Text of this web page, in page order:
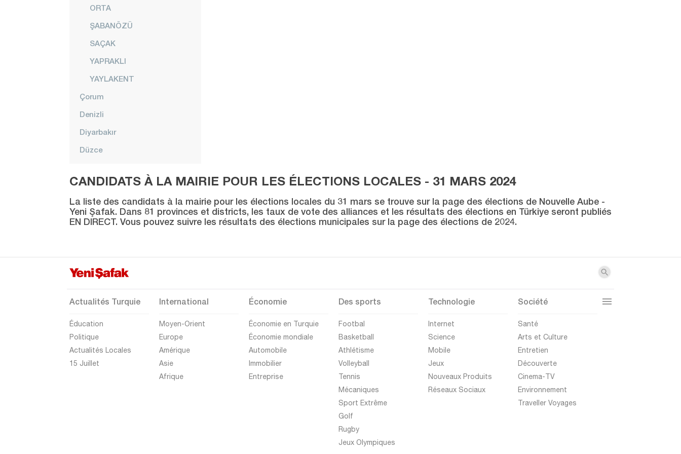
ORTA
ŞABANÖZÜ
SAÇAK
YAPRAKLI
YAYLAKENT
Çorum
Denizli
Diyarbakır
Düzce
Elazığ
Erzincan
Erzurum
Gaziantep
Giresun
Gümüşhane
Hatay
Isparta
CANDIDATS À LA MAIRIE POUR LES ÉLECTIONS LOCALES - 31 MARS 2024
La liste des candidats à la mairie pour les élections locales du 31 mars se trouve sur la page des élections de Nouvelle Aube -
Yeni Şafak. Dans 81 provinces et districts, les taux de vote des alliances et les résultats des élections en Türkiye seront publiés
EN DIRECT. Vous pouvez suivre les résultats des élections municipales sur la page des élections de 2024.
Actualités Turquie
Éducation
Politique
Actualités Locales
15 Juillet
International
Moyen-Orient
Europe
Amérique
Asie
Afrique
Économie
Économie en Turquie
Économie mondiale
Automobile
Immobilier
Entreprise
Des sports
Footbal
Basketball
Athlétisme
Volleyball
Tennis
Mécaniques
Sport Extrême
Golf
Rugby
Jeux Olympiques
Technologie
Internet
Science
Mobile
Jeux
Nouveaux Produits
Réseaux Sociaux
Société
Santé
Arts et Culture
Entretien
Découverte
Cinema-TV
Environnement
Traveller Voyages